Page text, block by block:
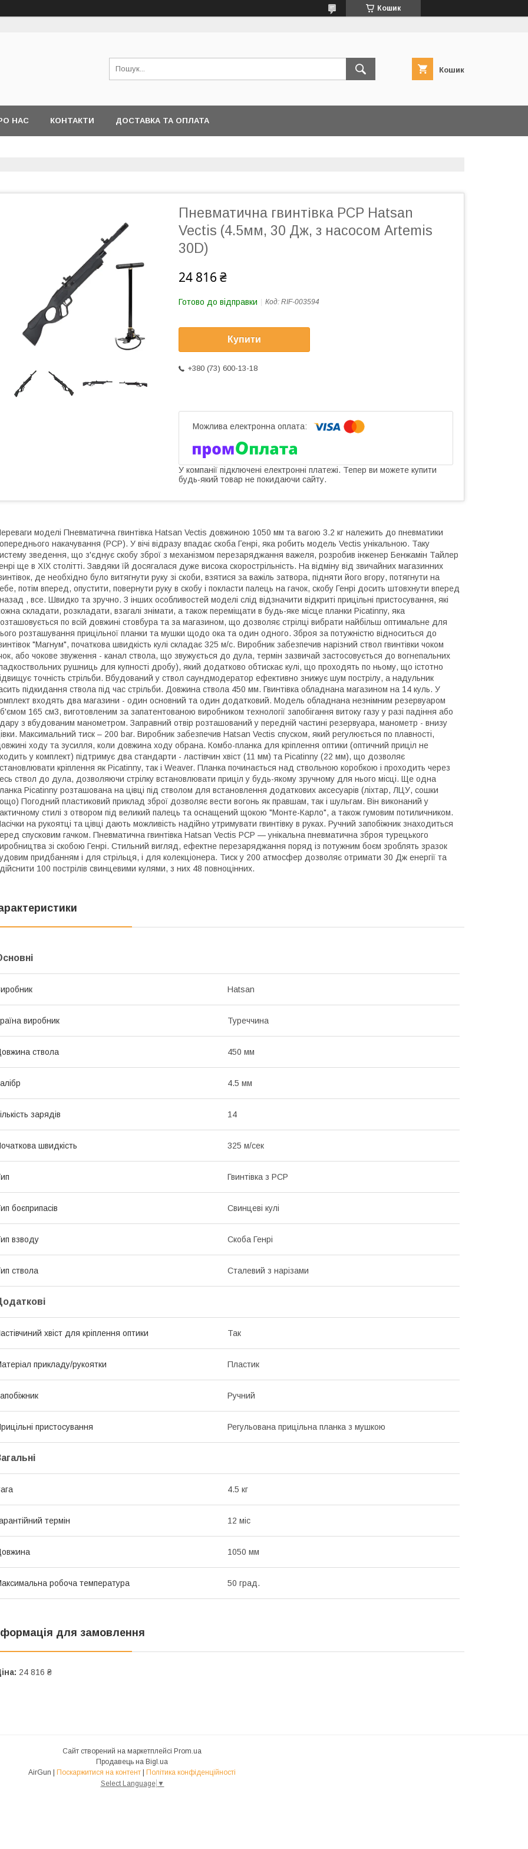
Кошик
Кошик
НАС КОНТАКТИ ДОСТАВКА ТА ОПЛАТА
Пневматична гвинтівка PCP Hatsan
Vectis (4.5мм, 30 Дж, з насосом Artemis
30D)
24 816 ₴
Готово до відправки Код: RIF-003594
Купити
+380 (73) 600-13-18
У компанії підключені електронні платежі. Тепер ви можете купити
будь-який товар не покидаючи сайту.
моделі Пневматична гвинтівка Hatsan Vectis довжиною 1050 мм та вагою 3.2 кг належить до пневматики
накачування (PCP). У вічі відразу впадає скоба Генрі, яка робить модель Vectis унікальною. Таку
зведення, що з'єднує скобу зброї з механізмом перезаряджання важеля, розробив інженер Бенжамін Тайлер
ще в XIX столітті. Завдяки їй досягалася дуже висока скорострільність. На відміну від звичайних магазинних
де необхідно було витягнути руку зі скоби, взятися за важіль затвора, підняти його вгору, потягнути на
потім вперед, опустити, повернути руку в скобу і покласти палець на гачок, скобу Генрі досить штовхнути вперед
назад , все. Швидко та зручно. З інших особливостей моделі слід відзначити відкриті прицільні пристосування, які
складати, розкладати, взагалі знімати, а також переміщати в будь-яке місце планки Picatinny, яка
по всій довжині стовбура та за магазином, що дозволяє стрілці вибрати найбільш оптимальне для
розташування прицільної планки та мушки щодо ока та один одного. Зброя за потужністю відноситься до
"Магнум", початкова швидкість кулі складає 325 м/с. Виробник забезпечив нарізний ствол гвинтівки чоком
або чокове звуження - канал ствола, що звужується до дула, термін зазвичай застосовується до вогнепальних
рушниць для купності дробу), який додатково обтискає кулі, що проходять по ньому, що істотно
точність стрільби. Вбудований у ствол саундмодератор ефективно знижує шум пострілу, а надульник
підкидання ствола під час стрільби. Довжина ствола 450 мм. Гвинтівка обладнана магазином на 14 куль. У
входять два магазини - один основний та один додатковий. Модель обладнана незнімним резервуаром
165 см3, виготовленим за запатентованою виробником технології запобігання витоку газу у разі падіння або
з вбудованим манометром. Заправний отвір розташований у передній частині резервуара, манометр - внизу
Максимальний тиск – 200 bar. Виробник забезпечив Hatsan Vectis спуском, який регулюється по плавності,
ходу та зусилля, коли довжина ходу обрана. Комбо-планка для кріплення оптики (оптичний приціл не
у комплект) підтримує два стандарти - ластівчин хвіст (11 мм) та Picatinny (22 мм), що дозволяє
кріплення як Picatinny, так і Weaver. Планка починається над ствольною коробкою і проходить через
ствол до дула, дозволяючи стрілку встановлювати приціл у будь-якому зручному для нього місці. Ще одна
Picatinny розташована на цівці під стволом для встановлення додаткових аксесуарів (ліхтар, ЛЦУ, сошки
Погодний пластиковий приклад зброї дозволяє вести вогонь як правшам, так і шульгам. Він виконаний у
стилі з отвором під великий палець та оснащений щокою "Монте-Карло", а також гумовим потиличником.
на рукоятці та цівці дають можливість надійно утримувати гвинтівку в руках. Ручний запобіжник знаходиться
спусковим гачком. Пневматична гвинтівка Hatsan Vectis PCP — унікальна пневматична зброя турецького
зі скобою Генрі. Стильний вигляд, ефектне перезаряджання поряд із потужним боєм зроблять зразок
придбанням і для стрільця, і для колекціонера. Тиск у 200 атмосфер дозволяє отримати 30 Дж енергії та
100 пострілів свинцевими кулями, з них 48 повноцінних.
Hatsan
виробник Туреччина
ствола 450 мм
4.5 мм
зарядів 14
швидкість 325 м/сек
Гвинтівка з РСР
боєприпасів Свинцеві кулі
взводу Скоба Генрі
ствола Сталевий з нарізами
хвіст для кріплення оптики Так
прикладу/рукоятки Пластик
Ручний
пристосування Регульована прицільна планка з мушкою
4.5 кг
термін 12 міс
1050 мм
робоча температура 50 град.
для замовлення
24 816 ₴
Сайт створений на маркетплейсі Prom.ua
Продавець на Bigl.ua
Поскаржитися на контент
Політика конфіденційності
Select Language ▼